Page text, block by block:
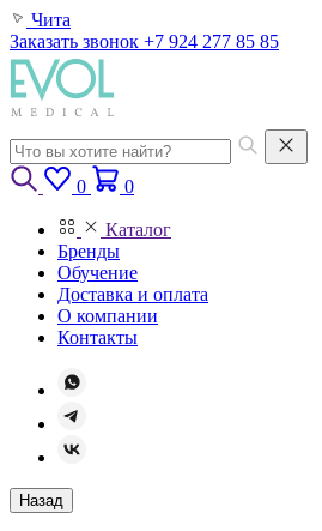
Чита
Заказать звонок +7 924 277 85 85
0 0
Каталог
Бренды
Обучение
Доставка и оплата
О компании
Контакты
Назад